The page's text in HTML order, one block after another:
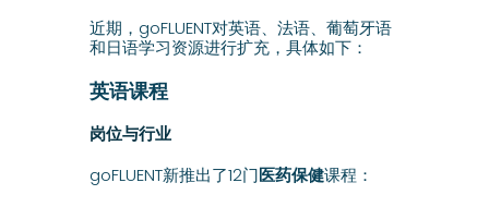
近期，goFLUENT对英语、法语、葡萄牙语
和日语学习资源进行扩充，具体如下：
英语课程
岗位与行业
goFLUENT新推出了12门医药保健课程：